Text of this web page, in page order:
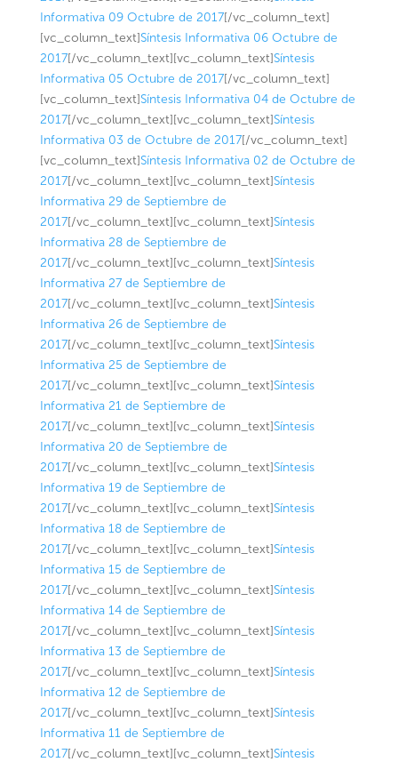
Informativa 09 Octubre de 2017[/vc_column_text]
[vc_column_text]Síntesis Informativa 06 Octubre de
2017[/vc_column_text][vc_column_text]Síntesis
Informativa 05 Octubre de 2017[/vc_column_text]
[vc_column_text]Síntesis Informativa 04 de Octubre de
2017[/vc_column_text][vc_column_text]Síntesis
Informativa 03 de Octubre de 2017[/vc_column_text]
[vc_column_text]Síntesis Informativa 02 de Octubre de
2017[/vc_column_text][vc_column_text]Síntesis
Informativa 29 de Septiembre de
2017[/vc_column_text][vc_column_text]Síntesis
Informativa 28 de Septiembre de
2017[/vc_column_text][vc_column_text]Síntesis
Informativa 27 de Septiembre de
2017[/vc_column_text][vc_column_text]Síntesis
Informativa 26 de Septiembre de
2017[/vc_column_text][vc_column_text]Síntesis
Informativa 25 de Septiembre de
2017[/vc_column_text][vc_column_text]Síntesis
Informativa 21 de Septiembre de
2017[/vc_column_text][vc_column_text]Síntesis
Informativa 20 de Septiembre de
2017[/vc_column_text][vc_column_text]Síntesis
Informativa 19 de Septiembre de
2017[/vc_column_text][vc_column_text]Síntesis
Informativa 18 de Septiembre de
2017[/vc_column_text][vc_column_text]Síntesis
Informativa 15 de Septiembre de
2017[/vc_column_text][vc_column_text]Síntesis
Informativa 14 de Septiembre de
2017[/vc_column_text][vc_column_text]Síntesis
Informativa 13 de Septiembre de
2017[/vc_column_text][vc_column_text]Síntesis
Informativa 12 de Septiembre de
2017[/vc_column_text][vc_column_text]Síntesis
Informativa 11 de Septiembre de
2017[/vc_column_text][vc_column_text]Síntesis